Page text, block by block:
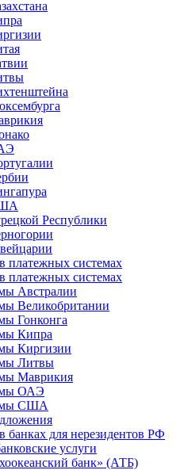
Республики
платежных системах
платежных системах
Австралии
Великобритании
Гонконга
Кипра
Киргизии
Литвы
Маврикия
ОАЭ
США
банках для нерезидентов РФ
услуги
банк» (АТБ)